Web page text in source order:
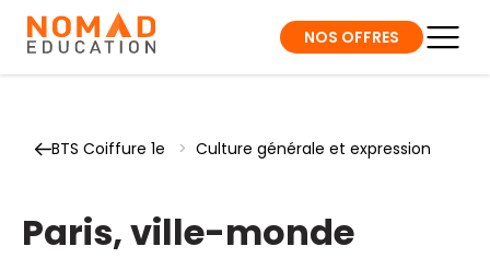
NOS OFFRES
BTS Coiffure 1e > Culture générale et expression
Paris, ville-monde